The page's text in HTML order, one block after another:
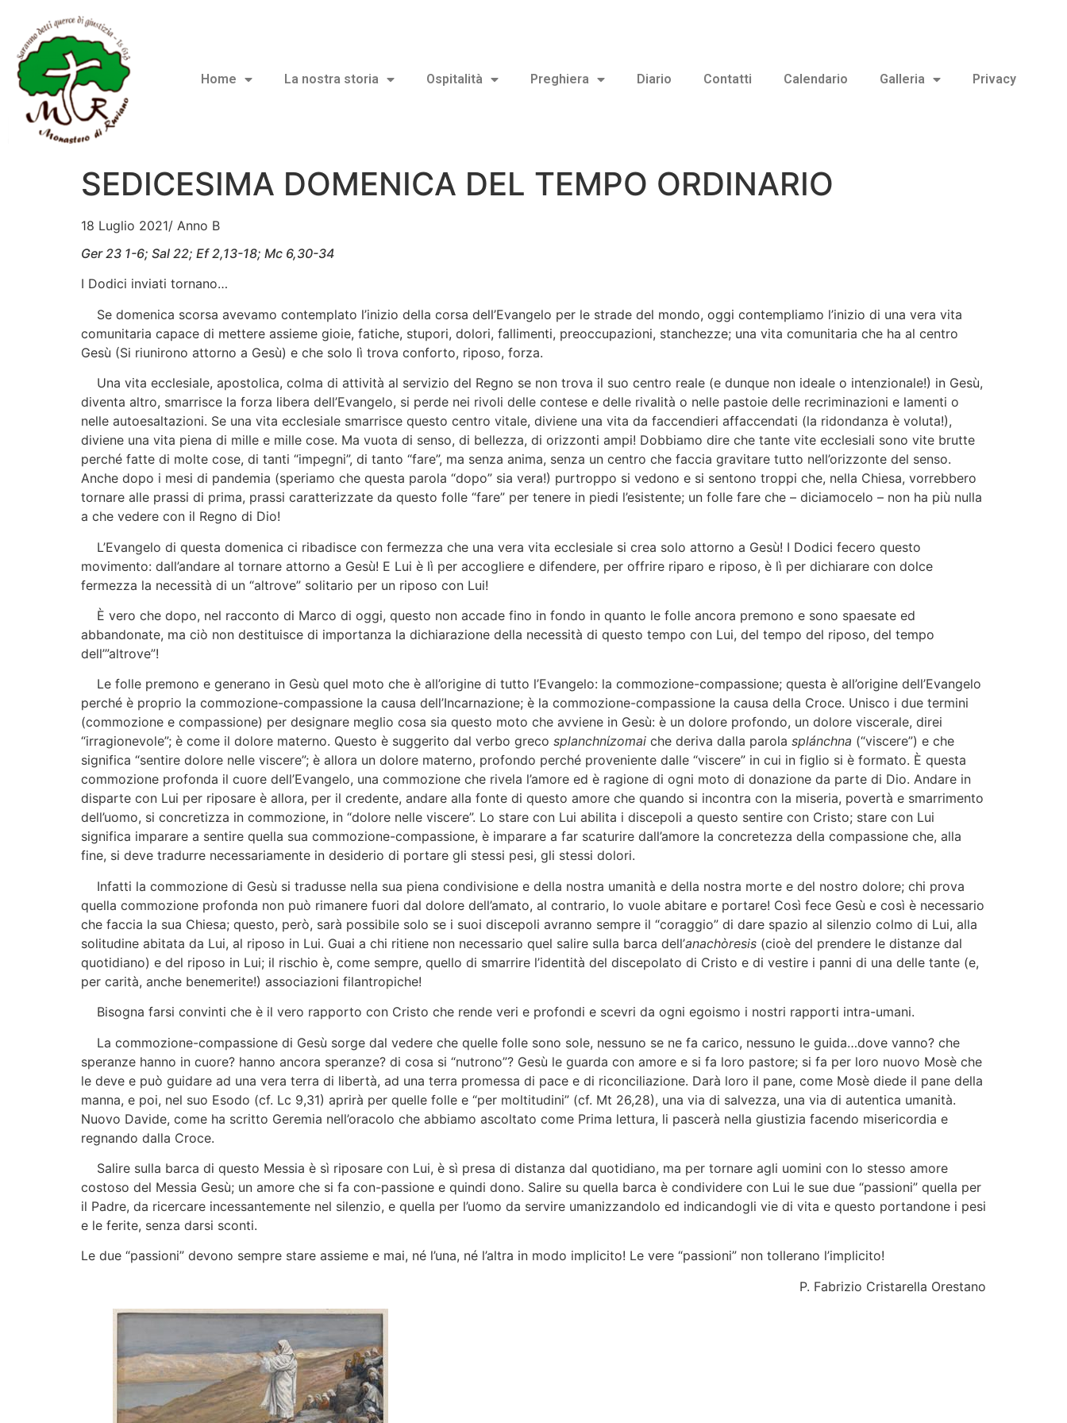
Home La nostra storia Ospitalità Preghiera Diario Contatti Calendario Galleria Privacy
SEDICESIMA DOMENICA DEL TEMPO ORDINARIO
18 Luglio 2021/ Anno B
Ger 23 1-6; Sal 22; Ef 2,13-18; Mc 6,30-34
I Dodici inviati tornano…
Se domenica scorsa avevamo contemplato l’inizio della corsa dell’Evangelo per le strade del mondo, oggi contempliamo l’inizio di una vera vita
comunitaria capace di mettere assieme gioie, fatiche, stupori, dolori, fallimenti, preoccupazioni, stanchezze; una vita comunitaria che ha al centro
Gesù (Si riunirono attorno a Gesù) e che solo lì trova conforto, riposo, forza.
Una vita ecclesiale, apostolica, colma di attività al servizio del Regno se non trova il suo centro reale (e dunque non ideale o intenzionale!) in Gesù,
diventa altro, smarrisce la forza libera dell’Evangelo, si perde nei rivoli delle contese e delle rivalità o nelle pastoie delle recriminazioni e lamenti o
nelle autoesaltazioni. Se una vita ecclesiale smarrisce questo centro vitale, diviene una vita da faccendieri affaccendati (la ridondanza è voluta!),
diviene una vita piena di mille e mille cose. Ma vuota di senso, di bellezza, di orizzonti ampi! Dobbiamo dire che tante vite ecclesiali sono vite brutte
perché fatte di molte cose, di tanti “impegni”, di tanto “fare”, ma senza anima, senza un centro che faccia gravitare tutto nell’orizzonte del senso.
Anche dopo i mesi di pandemia (speriamo che questa parola “dopo” sia vera!) purtroppo si vedono e si sentono troppi che, nella Chiesa, vorrebbero
tornare alle prassi di prima, prassi caratterizzate da questo folle “fare” per tenere in piedi l’esistente; un folle fare che – diciamocelo – non ha più nulla
a che vedere con il Regno di Dio!
L’Evangelo di questa domenica ci ribadisce con fermezza che una vera vita ecclesiale si crea solo attorno a Gesù! I Dodici fecero questo
movimento: dall’andare al tornare attorno a Gesù! E Lui è lì per accogliere e difendere, per offrire riparo e riposo, è lì per dichiarare con dolce
fermezza la necessità di un “altrove” solitario per un riposo con Lui!
È vero che dopo, nel racconto di Marco di oggi, questo non accade fino in fondo in quanto le folle ancora premono e sono spaesate ed
abbandonate, ma ciò non destituisce di importanza la dichiarazione della necessità di questo tempo con Lui, del tempo del riposo, del tempo
dell’”altrove”!
Le folle premono e generano in Gesù quel moto che è all’origine di tutto l’Evangelo: la commozione-compassione; questa è all’origine dell’Evangelo
perché è proprio la commozione-compassione la causa dell’Incarnazione; è la commozione-compassione la causa della Croce. Unisco i due termini
(commozione e compassione) per designare meglio cosa sia questo moto che avviene in Gesù: è un dolore profondo, un dolore viscerale, direi
“irragionevole”; è come il dolore materno. Questo è suggerito dal verbo greco splanchnίzomai che deriva dalla parola splánchna (“viscere”) e che
significa “sentire dolore nelle viscere”; è allora un dolore materno, profondo perché proveniente dalle “viscere” in cui in figlio si è formato. È questa
commozione profonda il cuore dell’Evangelo, una commozione che rivela l’amore ed è ragione di ogni moto di donazione da parte di Dio. Andare in
disparte con Lui per riposare è allora, per il credente, andare alla fonte di questo amore che quando si incontra con la miseria, povertà e smarrimento
dell’uomo, si concretizza in commozione, in “dolore nelle viscere”. Lo stare con Lui abilita i discepoli a questo sentire con Cristo; stare con Lui
significa imparare a sentire quella sua commozione-compassione, è imparare a far scaturire dall’amore la concretezza della compassione che, alla
fine, si deve tradurre necessariamente in desiderio di portare gli stessi pesi, gli stessi dolori.
Infatti la commozione di Gesù si tradusse nella sua piena condivisione e della nostra umanità e della nostra morte e del nostro dolore; chi prova
quella commozione profonda non può rimanere fuori dal dolore dell’amato, al contrario, lo vuole abitare e portare! Così fece Gesù e così è necessario
che faccia la sua Chiesa; questo, però, sarà possibile solo se i suoi discepoli avranno sempre il “coraggio” di dare spazio al silenzio colmo di Lui, alla
solitudine abitata da Lui, al riposo in Lui. Guai a chi ritiene non necessario quel salire sulla barca dell’anachòresis (cioè del prendere le distanze dal
quotidiano) e del riposo in Lui; il rischio è, come sempre, quello di smarrire l’identità del discepolato di Cristo e di vestire i panni di una delle tante (e,
per carità, anche benemerite!) associazioni filantropiche!
Bisogna farsi convinti che è il vero rapporto con Cristo che rende veri e profondi e scevri da ogni egoismo i nostri rapporti intra-umani.
La commozione-compassione di Gesù sorge dal vedere che quelle folle sono sole, nessuno se ne fa carico, nessuno le guida…dove vanno? che
speranze hanno in cuore? hanno ancora speranze? di cosa si “nutrono”? Gesù le guarda con amore e si fa loro pastore; si fa per loro nuovo Mosè che
le deve e può guidare ad una vera terra di libertà, ad una terra promessa di pace e di riconciliazione. Darà loro il pane, come Mosè diede il pane della
manna, e poi, nel suo Esodo (cf. Lc 9,31) aprirà per quelle folle e “per moltitudini” (cf. Mt 26,28), una via di salvezza, una via di autentica umanità.
Nuovo Davide, come ha scritto Geremia nell’oracolo che abbiamo ascoltato come Prima lettura, li pascerà nella giustizia facendo misericordia e
regnando dalla Croce.
Salire sulla barca di questo Messia è sì riposare con Lui, è sì presa di distanza dal quotidiano, ma per tornare agli uomini con lo stesso amore
costoso del Messia Gesù; un amore che si fa con-passione e quindi dono. Salire su quella barca è condividere con Lui le sue due “passioni” quella per
il Padre, da ricercare incessantemente nel silenzio, e quella per l’uomo da servire umanizzandolo ed indicandogli vie di vita e questo portandone i pesi
e le ferite, senza darsi sconti.
Le due “passioni” devono sempre stare assieme e mai, né l’una, né l’altra in modo implicito! Le vere “passioni” non tollerano l’implicito!
P. Fabrizio Cristarella Orestano